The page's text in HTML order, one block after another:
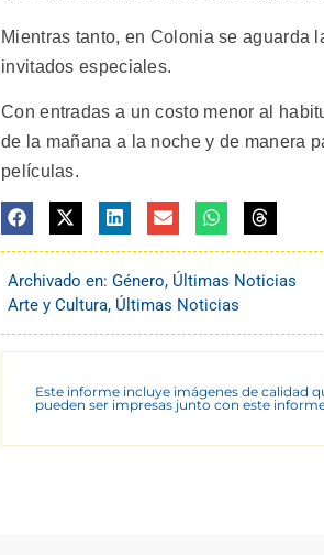
Mientras tanto, en Colonia se aguarda
invitados especiales.
Con entradas a un costo menor al
de la mañana a la noche y de manera
películas.
Archivado en: Género, Últimas Noticias
Arte y Cultura, Últimas Noticias
Este informe incluye imágenes de calidad
pueden ser impresas junto con este